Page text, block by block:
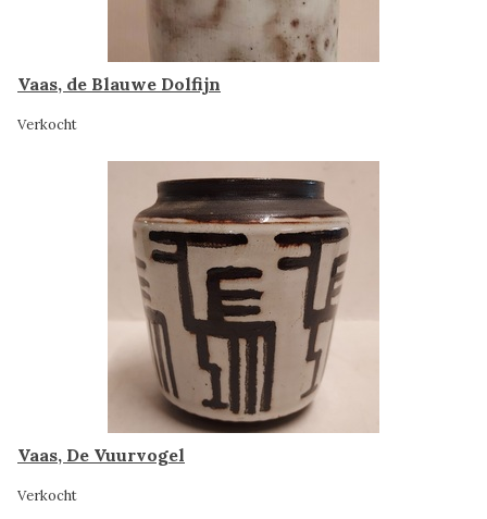
Vaas, de Blauwe Dolfijn
Verkocht
Vaas, De Vuurvogel
Verkocht